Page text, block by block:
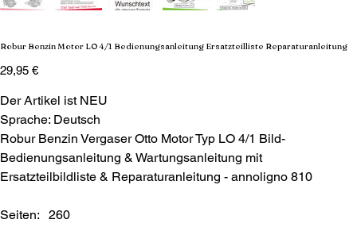
Robur Benzin Motor LO 4/1 Bedienungsanleitung Ersatzteilliste Reparaturanleitung
Preis
29,95 €
Der Artikel ist NEU
Sprache: Deutsch
Robur Benzin Vergaser Otto Motor Typ LO 4/1 Bild-
Bedienungsanleitung & Wartungsanleitung mit
Ersatzteilbildliste & Reparaturanleitung - annoligno 810
Seiten: 260